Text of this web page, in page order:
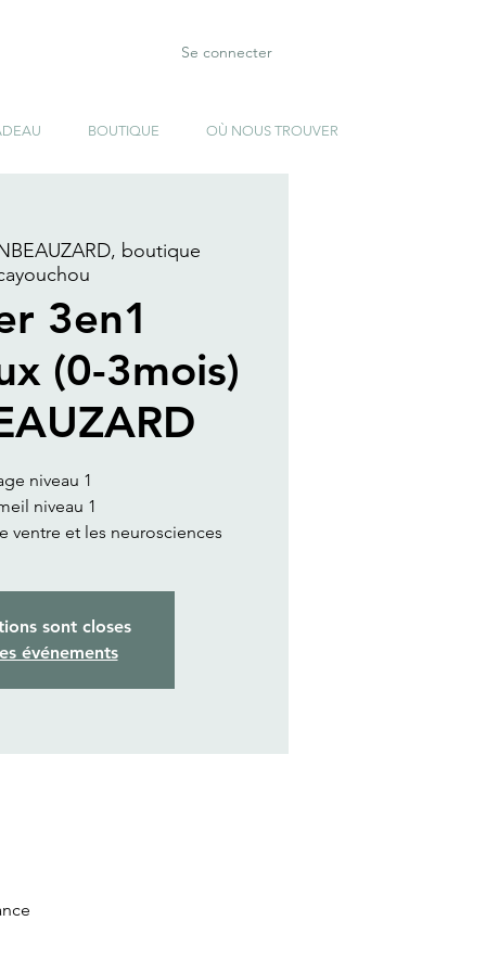
Se connecter
BOUTIQUE OÙ NOUS TROUVER
boutique
3en1
(0-3mois)
niveau 1
niveau 1
ventre et les neurosciences
sont closes
événements